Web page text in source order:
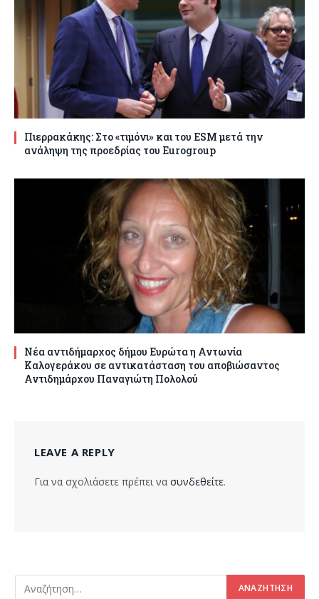
Πιερρακάκης: Στο «τιμόνι» και του ESM μετά την
ανάληψη της προεδρίας του Eurogroup
Νέα αντιδήμαρχος δήμου Ευρώτα η Αντωνία
Καλογεράκου σε αντικατάσταση του αποβιώσαντος
Αντιδημάρχου Παναγιώτη Πολολού
LEAVE A REPLY
Για να σχολιάσετε πρέπει να συνδεθείτε.